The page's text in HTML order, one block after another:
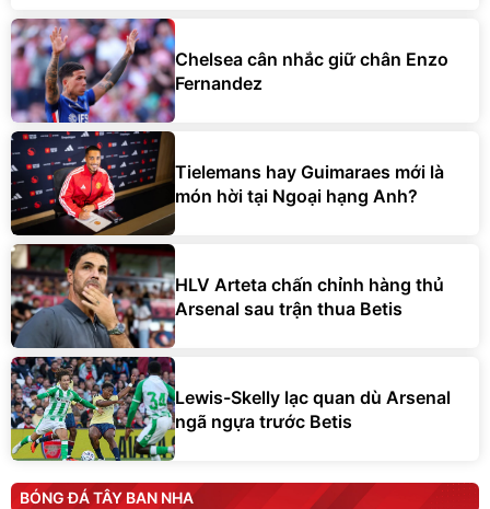
Chelsea cân nhắc giữ chân Enzo
Fernandez
Tielemans hay Guimaraes mới là
món hời tại Ngoại hạng Anh?
HLV Arteta chấn chỉnh hàng thủ
Arsenal sau trận thua Betis
Lewis-Skelly lạc quan dù Arsenal
ngã ngựa trước Betis
BÓNG ĐÁ TÂY BAN NHA